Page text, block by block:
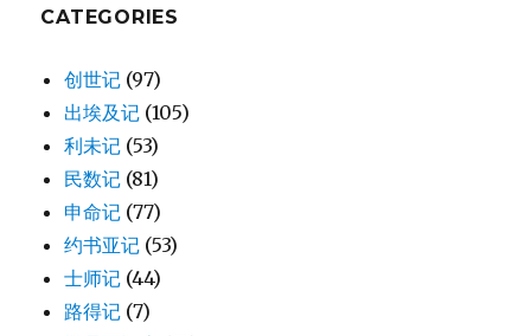
CATEGORIES
创世记 (97)
出埃及记 (105)
利未记 (53)
民数记 (81)
申命记 (77)
约书亚记 (53)
士师记 (44)
路得记 (7)